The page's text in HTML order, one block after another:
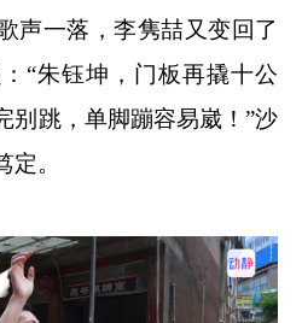
声一落，李隽喆又变回了
“朱钰坤，门板再撬十公
别跳，单脚蹦容易崴！”沙
。